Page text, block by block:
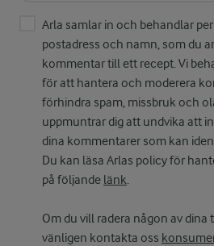
Arla samlar in och behandlar
postadress och namn, som du
kommentar till ett recept. Vi
för att hantera och moderera
förhindra spam, missbruk och
uppmuntrar dig att undvika att
dina kommentarer som kan
Du kan läsa Arlas policy för
på följande länk.
Om du vill radera någon av
vänligen kontakta oss